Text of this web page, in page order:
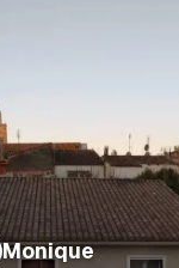
Monique